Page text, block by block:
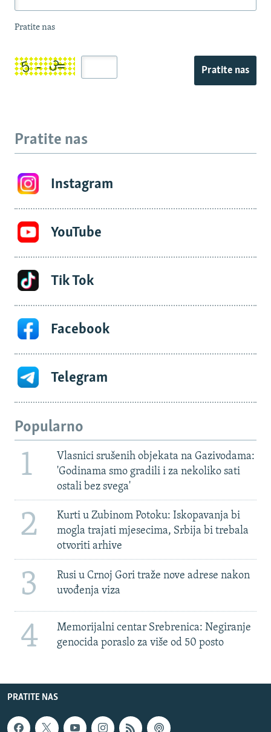
Pratite nas
Pratite nas
Pratite nas
Instagram
YouTube
Tik Tok
Facebook
Telegram
Popularno
1
Vlasnici srušenih objekata na Gazivodama:
'Godinama smo gradili i za nekoliko sati
ostali bez svega'
2
Kurti u Zubinom Potoku: Iskopavanja bi
mogla trajati mjesecima, Srbija bi trebala
otvoriti arhive
3
Rusi u Crnoj Gori traže nove adrese nakon
uvođenja viza
4
Memorijalni centar Srebrenica: Negiranje
genocida poraslo za više od 50 posto
PRATITE NAS